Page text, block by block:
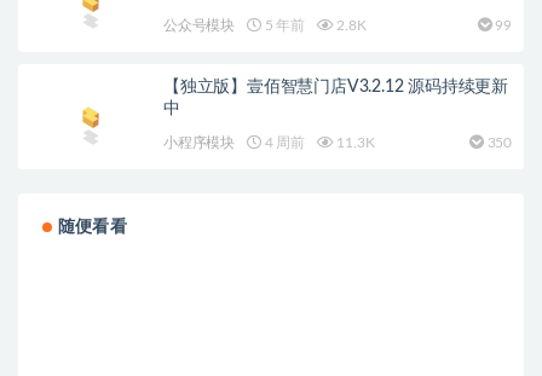
公众号模块 5 年前 2.8K 99
【独立版】壹佰智慧门店V3.2.12 源码持续更新
中
小程序模块 4 周前 11.3K 350
随便看看